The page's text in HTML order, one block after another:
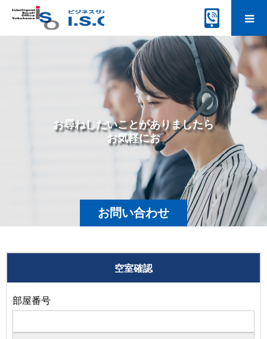
お問い合わせ
お尋ねしたいことがありましたら
お
気軽にお問い合
空室確認
部屋番号